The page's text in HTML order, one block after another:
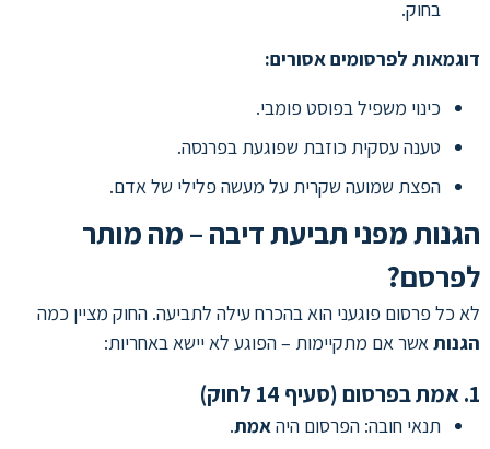
בחוק.
דוגמאות לפרסומים אסורים:
כינוי משפיל בפוסט פומבי.
טענה עסקית כוזבת שפוגעת בפרנסה.
הפצת שמועה שקרית על מעשה פלילי של אדם.
הגנות מפני תביעת דיבה – מה מותר
לפרסם?
לא כל פרסום פוגעני הוא בהכרח עילה לתביעה. החוק מציין כמה
הגנותאשר אם מתקיימות – הפוגע לא יישא באחריות:
1. אמת בפרסום (סעיף 14 לחוק)
תנאי חובה: הפרסום היהאמת.